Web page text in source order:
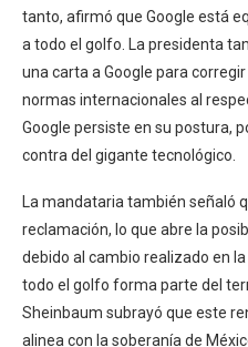
tanto, afirmó que Google está
a todo el golfo. La presidenta
una carta a Google para
normas internacionales al
Google persiste en su postura,
contra del gigante tecnológico.
La mandataria también señaló
reclamación, lo que abre la
debido al cambio realizado en
todo el golfo forma parte del
Sheinbaum subrayó que este
alinea con la soberanía de